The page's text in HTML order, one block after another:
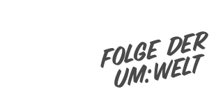
Folge der
um:welt